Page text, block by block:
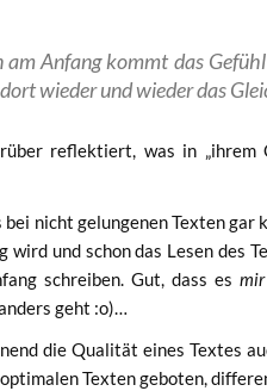
Anfang kommt das
wie­der und wie­der das
reflek­tiert, was in „ihrem
nicht gelun­ge­nen Tex­ten
und schon das Lesen des
schrei­ben. Gut, dass esmir
geht :o)…
die Qua­li­tät eines Tex­tes
Tex­ten gebo­ten,